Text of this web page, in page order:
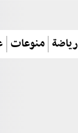
رياضة منوعات